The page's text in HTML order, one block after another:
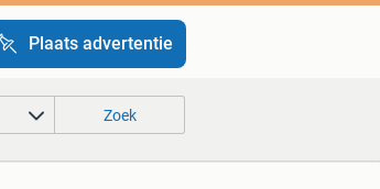
Plaats advertentie
Zoek